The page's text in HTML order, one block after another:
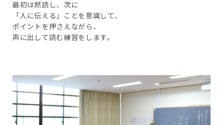
最初は黙読し、次に
「人に伝える」ことを意識して、
ポイントを押さえながら、
声に出して読む練習をします。